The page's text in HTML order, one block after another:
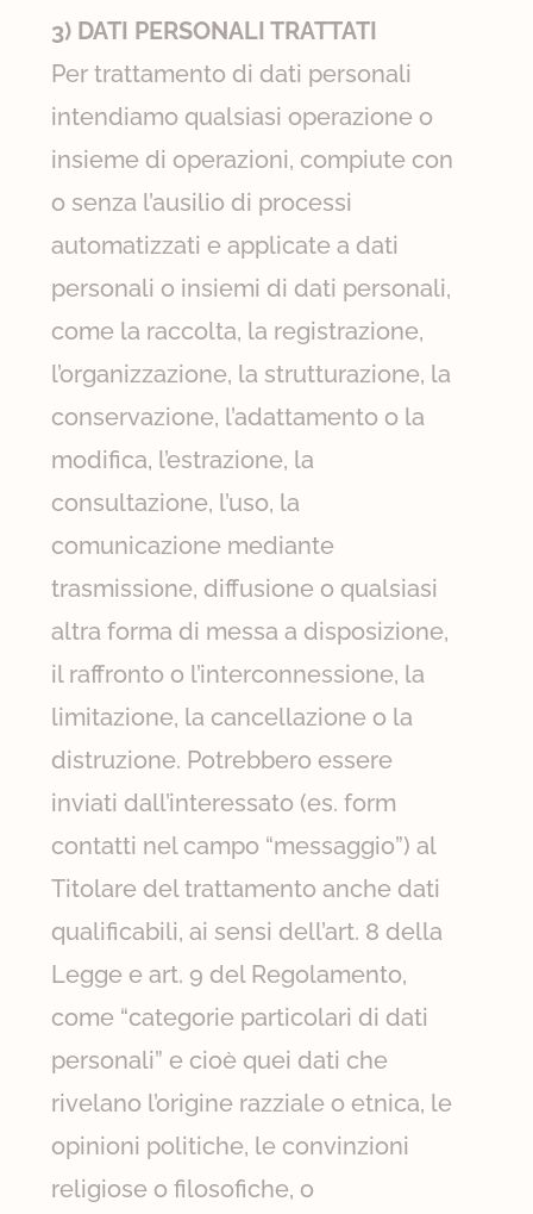
3) DATI PERSONALI TRATTATI
Per trattamento di dati personali
intendiamo qualsiasi operazione o
insieme di operazioni, compiute con
o senza l’ausilio di processi
automatizzati e applicate a dati
personali o insiemi di dati personali,
come la raccolta, la registrazione,
l’organizzazione, la strutturazione, la
conservazione, l’adattamento o la
modifica, l’estrazione, la
consultazione, l’uso, la
comunicazione mediante
trasmissione, diffusione o qualsiasi
altra forma di messa a disposizione,
il raffronto o l’interconnessione, la
limitazione, la cancellazione o la
distruzione. Potrebbero essere
inviati dall’interessato (es. form
contatti nel campo “messaggio”) al
Titolare del trattamento anche dati
qualificabili, ai sensi dell’art. 8 della
Legge e art. 9 del Regolamento,
come “categorie particolari di dati
personali” e cioè quei dati che
rivelano l’origine razziale o etnica, le
opinioni politiche, le convinzioni
religiose o filosofiche, o